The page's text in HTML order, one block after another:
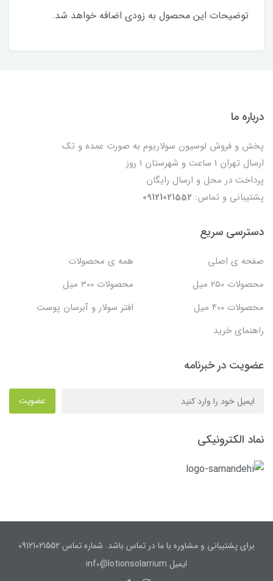
توضیحات این محصول به زودی اضافه خواهد شد.
درباره ما
پخش و فروش لوسیون سولاریوم به صورت عمده و تک
ارسال تهران 1 ساعت و شهرستان 1 روز
پرداخت در محل و ارسال رایگان
پشتیبانی و تماس: 09121021552
دسترسی سریع
صفحه ی اصلی
همه ی محصولات
محصولات 250 میل
محصولات 300 میل
محصولات 400 میل
افتر سولار و آبرسان پوست
راهنمای خرید
عضویت در خبرنامه
عضویت
نماد الکترونیکی
برای پشتیبانی و مشاوره با ما در تماس باشد. شماره تماس 09121021552
ایمیل inf0@lotionsolarrium